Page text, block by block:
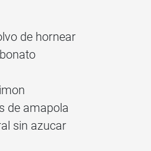
de hornear
de amapola
sin azucar